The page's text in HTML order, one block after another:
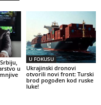
u
U FOKUSU
Ukrajinski dronovi
otvorili novi front: Turski
brod pogođen kod ruske
luke!